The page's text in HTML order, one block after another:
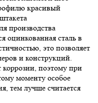
красивый
производства
оцинкованная сталь в
это позволяет
и конструкций.
поэтому при
моменту особое
тем лучше считается